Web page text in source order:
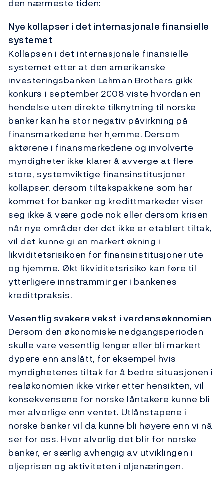
den nærmeste tiden:
Nye kollapser i det internasjonale finansielle
systemet
Kollapsen i det internasjonale finansielle
systemet etter at den amerikanske
investeringsbanken Lehman Brothers gikk
konkurs i september 2008 viste hvordan en
hendelse uten direkte tilknytning til norske
banker kan ha stor negativ påvirkning på
finansmarkedene her hjemme. Dersom
aktørene i finansmarkedene og involverte
myndigheter ikke klarer å avverge at flere
store, systemviktige finansinstitusjoner
kollapser, dersom tiltakspakkene som har
kommet for banker og kredittmarkeder viser
seg ikke å være gode nok eller dersom krisen
når nye områder der det ikke er etablert tiltak,
vil det kunne gi en markert økning i
likviditetsrisikoen for finansinstitusjoner ute
og hjemme. Økt likviditetsrisiko kan føre til
ytterligere innstramminger i bankenes
kredittpraksis.
Vesentlig svakere vekst i verdensøkonomien
Dersom den økonomiske nedgangsperioden
skulle vare vesentlig lenger eller bli markert
dypere enn anslått, for eksempel hvis
myndighetenes tiltak for å bedre situasjonen i
realøkonomien ikke virker etter hensikten, vil
konsekvensene for norske låntakere kunne bli
mer alvorlige enn ventet. Utlånstapene i
norske banker vil da kunne bli høyere enn vi nå
ser for oss. Hvor alvorlig det blir for norske
banker, er særlig avhengig av utviklingen i
oljeprisen og aktiviteten i oljenæringen.